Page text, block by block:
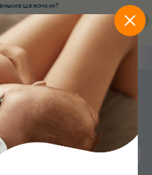
шажочки»?
для отслеживания
малыша
сейчас
Установить
Чат24/7